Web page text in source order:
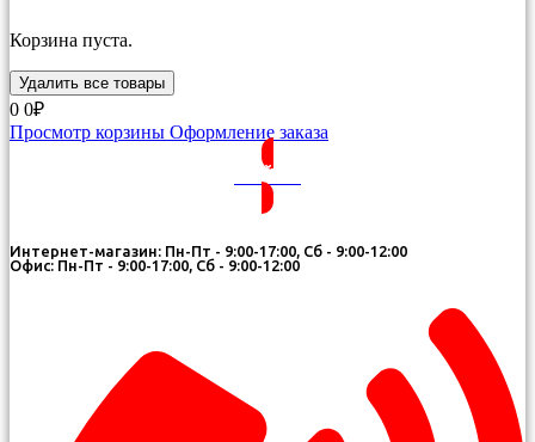
Корзина пуста.
Удалить все товары
0 0₽
Просмотр корзины Оформление заказа
ВОЙТИ
Интернет-магазин: Пн-Пт - 9:00-17:00, Сб - 9:00-12:00
Офис: Пн-Пт - 9:00-17:00, Сб - 9:00-12:00